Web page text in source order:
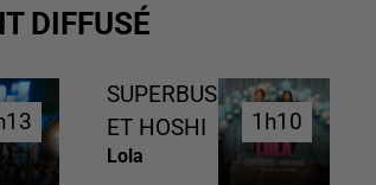
DIFFUSÉ
SUPERBUS
ET HOSHI
Lola
1h10
1h10